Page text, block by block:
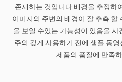
존재하는 것입니다 배경을 추정하
이미지의 주변의 배경이 잘 추측 할
을 보일 수있는 가능성이 있음을
주의 깊게 사용하기 전에 샘플 동
제품의 품질에 만족